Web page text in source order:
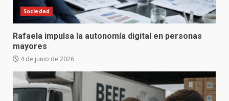
Sociedad
Rafaela impulsa la autonomía digital en personas
mayores
4 de junio de 2026